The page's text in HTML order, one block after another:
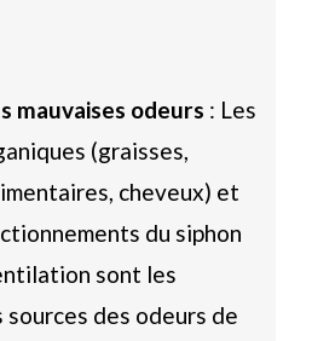
mauvaises odeurs : Les
(graisses,
cheveux) et
du siphon
sont les
sources des odeurs de